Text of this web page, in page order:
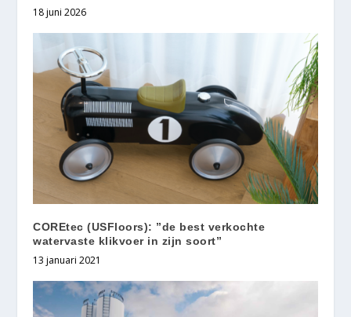
18 juni 2026
COREtec (USFloors): ”de best verkochte
watervaste klikvoer in zijn soort”
13 januari 2021